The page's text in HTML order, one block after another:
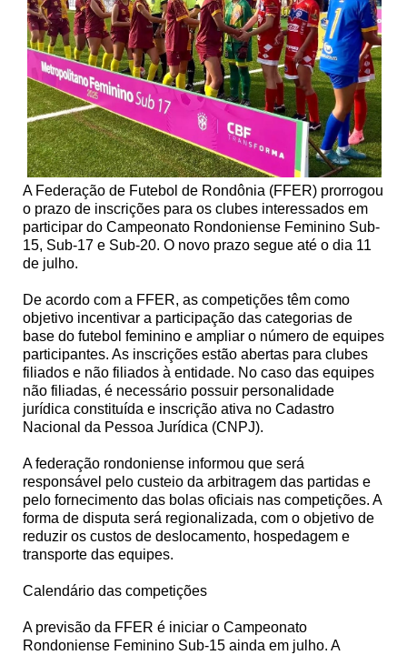
A Federação de Futebol de Rondônia (FFER) prorrogou
o prazo de inscrições para os clubes interessados em
participar do Campeonato Rondoniense Feminino Sub-
15, Sub-17 e Sub-20. O novo prazo segue até o dia 11
de julho.
De acordo com a FFER, as competições têm como
objetivo incentivar a participação das categorias de
base do futebol feminino e ampliar o número de equipes
participantes. As inscrições estão abertas para clubes
filiados e não filiados à entidade. No caso das equipes
não filiadas, é necessário possuir personalidade
jurídica constituída e inscrição ativa no Cadastro
Nacional da Pessoa Jurídica (CNPJ).
A federação rondoniense informou que será
responsável pelo custeio da arbitragem das partidas e
pelo fornecimento das bolas oficiais nas competições. A
forma de disputa será regionalizada, com o objetivo de
reduzir os custos de deslocamento, hospedagem e
transporte das equipes.
Calendário das competições
A previsão da FFER é iniciar o Campeonato
Rondoniense Feminino Sub-15 ainda em julho. A